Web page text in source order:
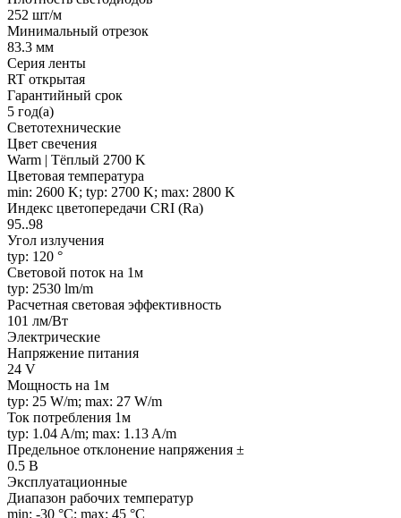
252 шт/м
Минимальный отрезок
83.3 мм
Серия ленты
RT открытая
Гарантийный срок
5 год(а)
Светотехнические
Цвет свечения
Warm | Тёплый 2700 K
Цветовая температура
min: 2600 K; typ: 2700 K; max: 2800 K
Индекс цветопередачи CRI (Ra)
95..98
Угол излучения
typ: 120 °
Световой поток на 1м
typ: 2530 lm/m
Расчетная световая эффективность
101 лм/Вт
Электрические
Напряжение питания
24 V
Мощность на 1м
typ: 25 W/m; max: 27 W/m
Ток потребления 1м
typ: 1.04 A/m; max: 1.13 A/m
Предельное отклонение напряжения ±
0.5 В
Эксплуатационные
Диапазон рабочих температур
min: -30 °C; max: 45 °C